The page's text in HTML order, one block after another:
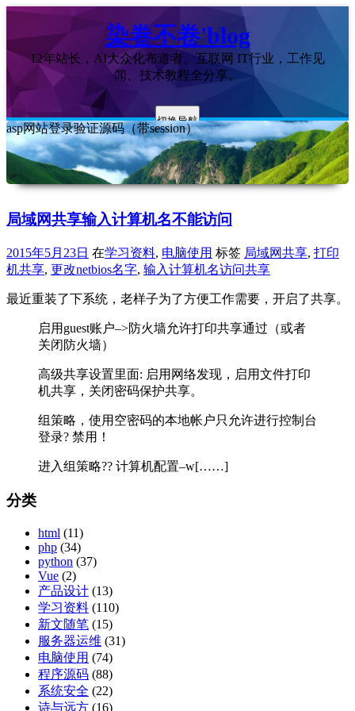
染卷不卷'blog
12年站长，AI大众化布道者。互联网 IT行业，工作见
闻、技术教程全分享。
切换导航
asp网站登录验证源码（带session）
局域网共享输入计算机名不能访问
2015年5月23日 在学习资料, 电脑使用 标签 局域网共享, 打印
机共享, 更改netbios名字, 输入计算机名访问共享
最近重装了下系统，老样子为了方便工作需要，开启了共享。
启用guest账户–>防火墙允许打印共享通过（或者
关闭防火墙）
高级共享设置里面: 启用网络发现，启用文件打印
机共享，关闭密码保护共享。
组策略，使用空密码的本地帐户只允许进行控制台
登录? 禁用！
进入组策略?? 计算机配置–w[……]
分类
html (11)
php (34)
python (37)
Vue (2)
产品设计 (13)
学习资料 (110)
新文随笔 (15)
服务器运维 (31)
电脑使用 (74)
程序源码 (88)
系统安全 (22)
诗与远方 (16)